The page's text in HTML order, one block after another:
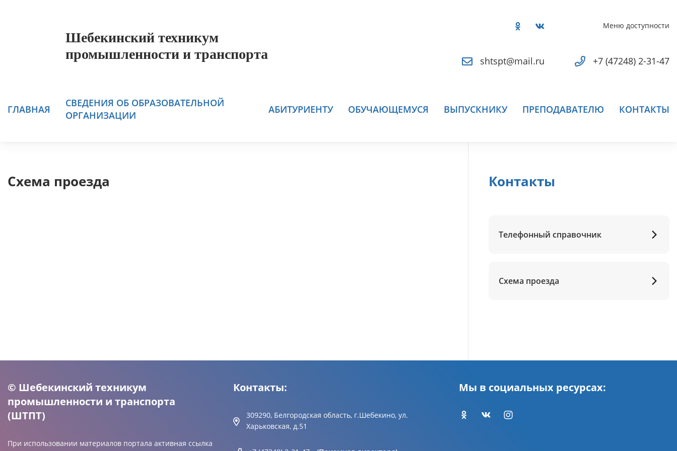
Шебекинский техникум
промышленности и транспорта
Меню доступности
shtspt@mail.ru +7 (47248) 2-31-47
ГЛАВНАЯ
СВЕДЕНИЯ ОБ ОБРАЗОВАТЕЛЬНОЙ
ОРГАНИЗАЦИИ
АБИТУРИЕНТУ ОБУЧАЮЩЕМУСЯ ВЫПУСКНИКУ ПРЕПОДАВАТЕЛЮ КОНТАКТЫ
Схема проезда Контакты
Телефонный справочник
Схема проезда
© Шебекинский техникум
промышленности и транспорта
(ШТПТ)
При использовании материалов портала активная ссылка
Контакты:
309290, Белгородская область, г.Шебекино, ул.
Харьковская, д.51
Мы в социальных ресурсах: